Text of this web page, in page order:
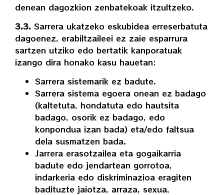
denean dagozkion zenbatekoak itzultzeko.
3.3. Sarrera ukatzeko eskubidea erreserbatuta
dagoenez, erabiltzaileei ez zaie esparrura
sartzen utziko edo bertatik kanporatuak
izango dira honako kasu hauetan:
Sarrera sistemarik ez badute.
Sarrera sistema egoera onean ez badago
(kaltetuta, hondatuta edo hautsita
badago, osorik ez badago, edo
konpondua izan bada) eta/edo faltsua
dela susmatzen bada.
Jarrera erasotzailea eta gogaikarria
badute edo jendartean gorrotoa,
indarkeria edo diskriminazioa eragiten
badituzte jaiotza, arraza, sexua,